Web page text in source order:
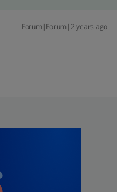
Forum|Forum|2 years ago